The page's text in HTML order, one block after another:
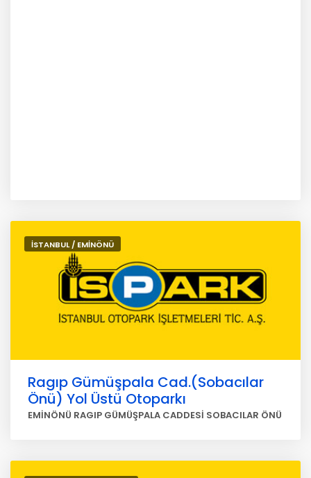
İSTANBUL / EMİNÖNÜ
Ragıp Gümüşpala Cad.(Sobacılar
Önü) Yol Üstü Otoparkı
EMİNÖNÜ RAGIP GÜMÜŞPALA CADDESİ SOBACILAR ÖNÜ